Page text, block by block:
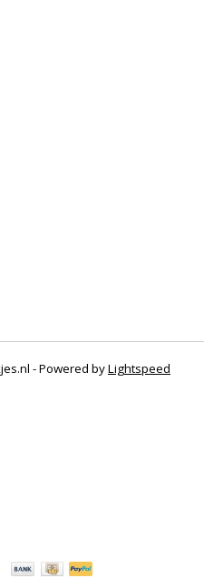
- Powered byLightspeed